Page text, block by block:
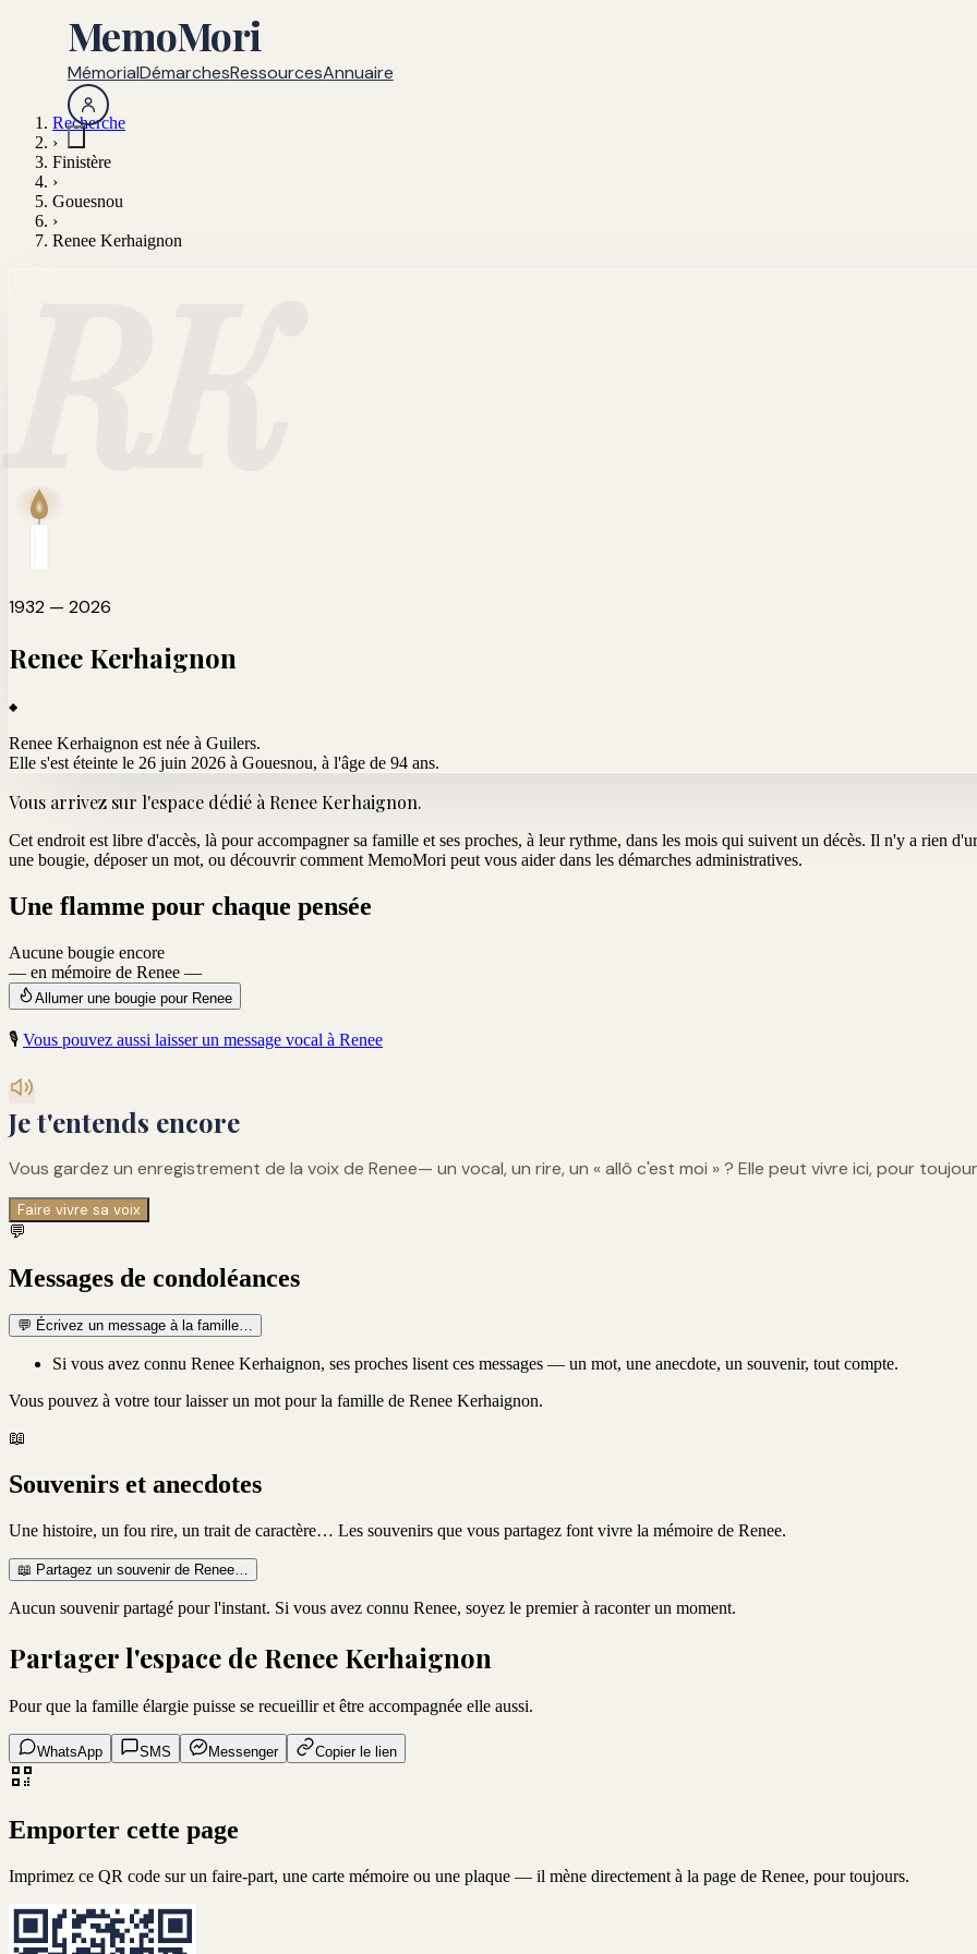
MemoMori
MémorialDémarchesRessourcesAnnuaire
Recherche
›
Finistère
›
Gouesnou
›
Renee Kerhaignon
1932 — 2026
Renee Kerhaignon
Renee Kerhaignon est née à Guilers.
Elle s'est éteinte le 26 juin 2026 à Gouesnou, à l'âge de 94 ans.
Vous arrivez sur l'espace dédié à Renee Kerhaignon.
Cet endroit est libre d'accès, là pour accompagner sa famille et ses proches, à leur rythme, dans les mois qui suivent un décès. Il n'y a rien
une bougie, déposer un mot, ou découvrir comment MemoMori peut vous aider dans les démarches administratives.
Une flamme pour chaque pensée
Aucune bougie encore
— en mémoire de Renee —
Allumer une bougie pour Renee
🎙️ Vous pouvez aussi laisser un message vocal à Renee
Je t'entends encore
Vous gardez un enregistrement de la voix de Renee— un vocal, un rire, un « allô c'est moi » ? Elle peut vivre ici, pour
Faire vivre sa voix
💬
Messages de condoléances
💬 Écrivez un message à la famille…
Si vous avez connu Renee Kerhaignon, ses proches lisent ces messages — un mot, une anecdote, un souvenir, tout compte.
Vous pouvez à votre tour laisser un mot pour la famille de Renee Kerhaignon.
📖
Souvenirs et anecdotes
Une histoire, un fou rire, un trait de caractère… Les souvenirs que vous partagez font vivre la mémoire de Renee.
📖 Partagez un souvenir de Renee…
Aucun souvenir partagé pour l'instant. Si vous avez connu Renee, soyez le premier à raconter un moment.
Partager l'espace de Renee Kerhaignon
Pour que la famille élargie puisse se recueillir et être accompagnée elle aussi.
WhatsApp SMS Messenger Copier le lien
Emporter cette page
Imprimez ce QR code sur un faire-part, une carte mémoire ou une plaque — il mène directement à la page de Renee, pour toujours.